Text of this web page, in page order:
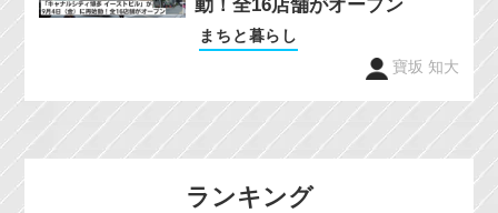
動！全16店舗がオープン
まちと暮らし
寶坂 知大
ランキング